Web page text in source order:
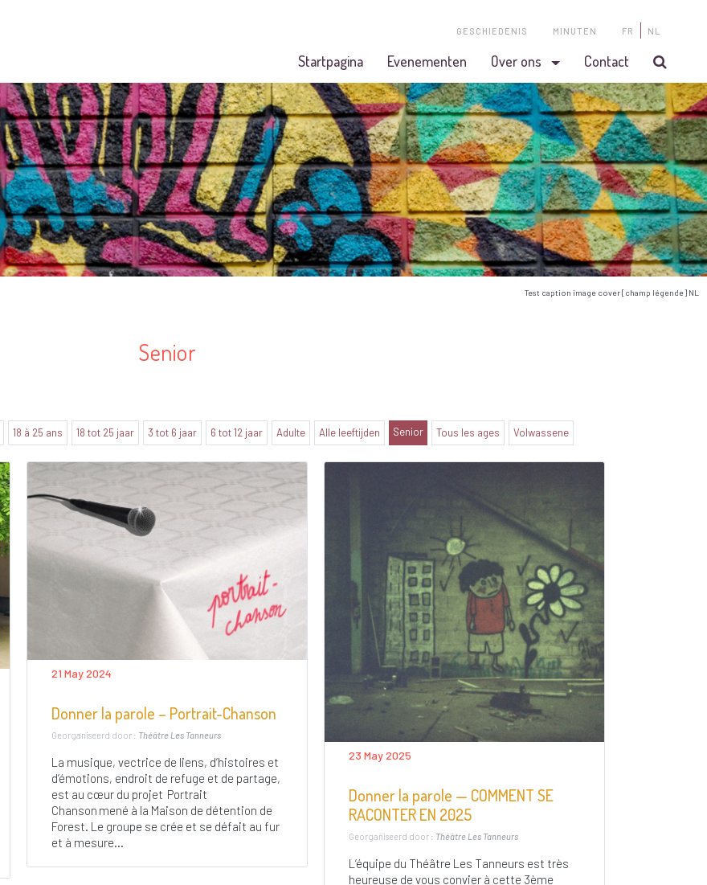
GESCHIEDENIS MINUTEN FR NL
Startpagina Evenementen Over ons Contact
Test caption image cover [champ légende] NL
Senior
18 à 25 ans 18 tot 25 jaar 3 tot 6 jaar 6 tot 12 jaar Adulte Alle leeftijden Senior Tous les ages Volwassene
21 May 2024
Donner la parole – Portrait-Chanson
Georganiseerd door : Théâtre Les Tanneurs
La musique, vectrice de liens, d’histoires et
d’émotions, endroit de refuge et de partage,
est au cœur du projet Portrait
Chanson mené à la Maison de détention de
Forest. Le groupe se crée et se défait au fur
et à mesure...
23 May 2025
Donner la parole — COMMENT SE
RACONTER EN 2025
Georganiseerd door : Théâtre Les Tanneurs
L’équipe du Théâtre Les Tanneurs est très
heureuse de vous convier à cette 3ème